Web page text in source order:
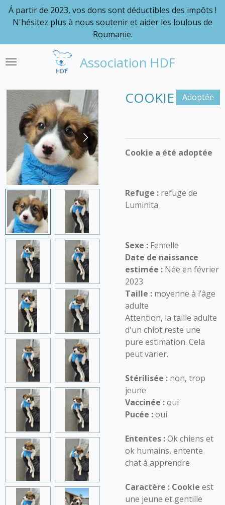
Passer
principal
Association HDF
Á partir de 2023, vos dons sont déductibles des impôts !
N'hésitez plus à nous soutenir et aider les loulous de
Roumanie.
COOKIE Adoptée
Cookie a été adoptée
Refuge : refuge de
Luminita
Sexe : Femelle
Date de naissance
estimée : Née en février
2023
Taille : moyenne à l’âge
adulte
Attention, la taille adulte
d'un chiot reste une
pure estimation. Cela
peut varier.
Stérilisée : non, trop
jeune
Vaccinée :oui
Pucée :oui
Ententes :Ok chiens et
ok humains, entente
chat à apprendre
Caractère : Cookie est
une jeune et gentille